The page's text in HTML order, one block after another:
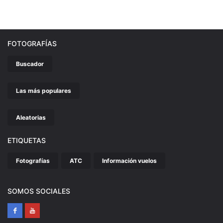
FOTOGRAFÍAS
Buscador
Las más populares
Aleatorias
ETIQUETAS
Fotografías ATC Información vuelos
SOMOS SOCIALES